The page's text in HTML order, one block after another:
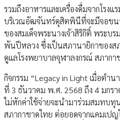
รวมถึงอาหารและเครื่องดื่มจากโรง
บริเวณอัฒจันทร์ดุสิตพินีที่จะมีจอขน
ของสมเด็จพระนางเจ้าสิริกิติ์ พระ
พันปีหลวง ซึ่งเป็นสภานายิกาของส
ดูแลโรงพยาบาลจุฬาลงกรณ์ สภากา
กิจกรรม “Legacy in Light เมื่อตำ
ที่ 3 ธันวาคม พ.ศ. 2568 ถึง 4 มกร
ไม่หักค่าใช้จ่ายจะนำมาร่วมสมทบทุ
สภากาชาดไทย ต่อยอดจากแคมเปญ